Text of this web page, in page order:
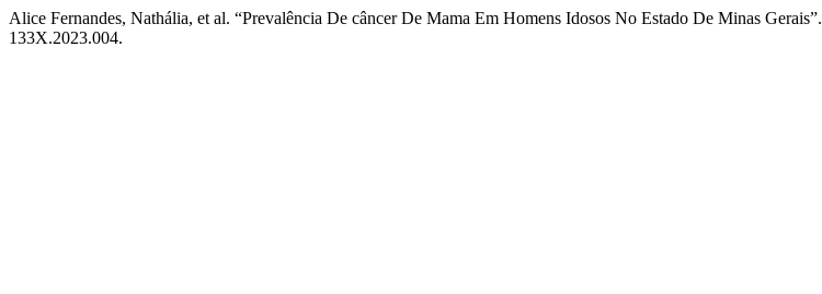
Alice Fernandes, Nathália, et al. “Prevalência De câncer De Mama Em Homens Idosos No Estado De Minas Gerais”.
133X.2023.004.